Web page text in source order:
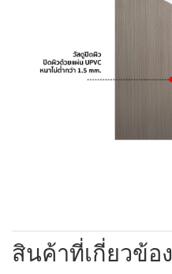
สินค้าที่เกี่ยวข้อง